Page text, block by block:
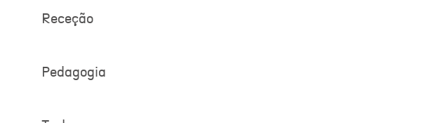
Receção
Pedagogia